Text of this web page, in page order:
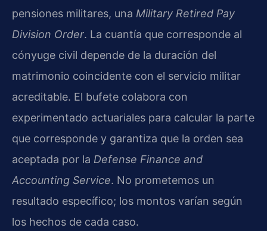
pensiones militares, una Military Retired Pay
Division Order. La cuantía que corresponde al
cónyuge civil depende de la duración del
matrimonio coincidente con el servicio militar
acreditable. El bufete colabora con
experimentado actuariales para calcular la parte
que corresponde y garantiza que la orden sea
aceptada por la Defense Finance and
Accounting Service. No prometemos un
resultado específico; los montos varían según
los hechos de cada caso.